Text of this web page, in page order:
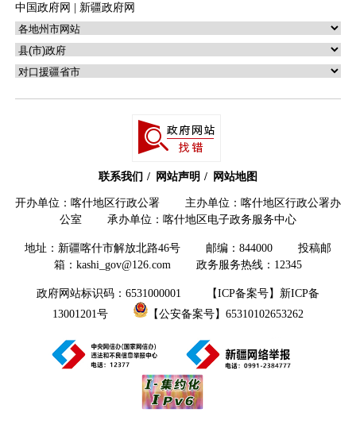
中国政府网 新疆政府网
联系我们 网站声明 网站地图
开办单位：喀什地区行政公署 主办单位：喀什地区行政公署办
公室 承办单位：喀什地区电子政务服务中心
地址：新疆喀什市解放北路46号 邮编：844000 投稿邮
箱：kashi_gov@126.com 政务服务热线：12345
政府网站标识码：6531000001
【ICP备案号】新ICP备
13001201号
【公安备案号】65310102653262